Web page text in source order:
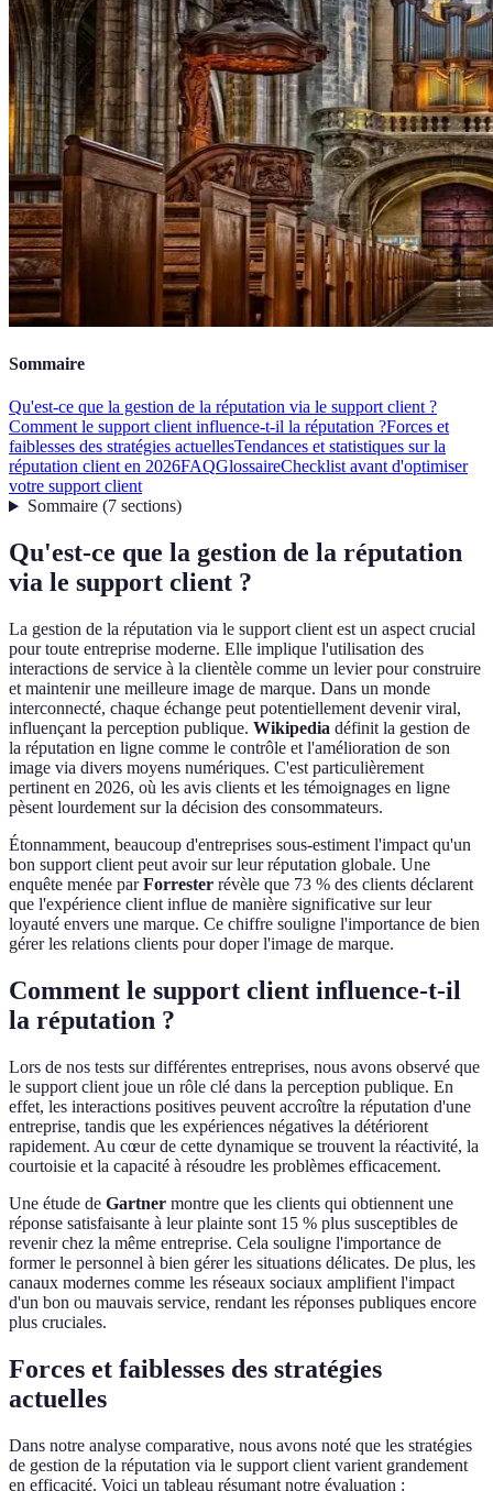
Sommaire
Qu'est-ce que la gestion de la réputation via le support client ?
Comment le support client influence-t-il la réputation ?Forces et
faiblesses des stratégies actuellesTendances et statistiques sur la
réputation client en 2026FAQGlossaireChecklist avant d'optimiser
votre support client
Sommaire(7 sections)
Qu'est-ce que la gestion de la réputation
via le support client ?
La gestion de la réputation via le support client est un aspect crucial
pour toute entreprise moderne. Elle implique l'utilisation des
interactions de service à la clientèle comme un levier pour construire
et maintenir une meilleure image de marque. Dans un monde
interconnecté, chaque échange peut potentiellement devenir viral,
influençant la perception publique. Wikipedia définit la gestion de
la réputation en ligne comme le contrôle et l'amélioration de son
image via divers moyens numériques. C'est particulièrement
pertinent en 2026, où les avis clients et les témoignages en ligne
pèsent lourdement sur la décision des consommateurs.
Étonnamment, beaucoup d'entreprises sous-estiment l'impact qu'un
bon support client peut avoir sur leur réputation globale. Une
enquête menée parForrester révèle que 73 % des clients déclarent
que l'expérience client influe de manière significative sur leur
loyauté envers une marque. Ce chiffre souligne l'importance de bien
gérer les relations clients pour doper l'image de marque.
Comment le support client influence-t-il
la réputation ?
Lors de nos tests sur différentes entreprises, nous avons observé que
le support client joue un rôle clé dans la perception publique. En
effet, les interactions positives peuvent accroître la réputation d'une
entreprise, tandis que les expériences négatives la détériorent
rapidement. Au cœur de cette dynamique se trouvent la réactivité, la
courtoisie et la capacité à résoudre les problèmes efficacement.
Une étude de Gartner montre que les clients qui obtiennent une
réponse satisfaisante à leur plainte sont 15 % plus susceptibles de
revenir chez la même entreprise. Cela souligne l'importance de
former le personnel à bien gérer les situations délicates. De plus, les
canaux modernes comme les réseaux sociaux amplifient l'impact
d'un bon ou mauvais service, rendant les réponses publiques encore
plus cruciales.
Forces et faiblesses des stratégies
actuelles
Dans notre analyse comparative, nous avons noté que les stratégies
de gestion de la réputation via le support client varient grandement
en efficacité. Voici un tableau résumant notre évaluation :